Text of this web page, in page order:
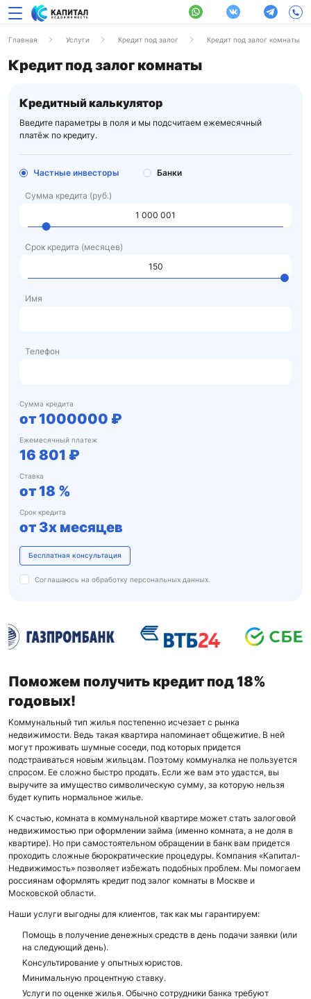
Главная Услуги Кредит под залог Кредит под залог комнаты
Кредит под залог комнаты
Кредитный калькулятор
Введите параметры в поля и мы подсчитаем ежемесячный
платёж по кредиту.
Частные инвесторы Банки
Сумма кредита (руб.)
Срок кредита (месяцев)
Имя
Телефон
Бесплатная консультация
Соглашаюсь на обработку персональных данных.
Сумма кредита
от1000000 ₽
Ежемесячный платеж
16 801 ₽
Ставка
от18 %
Срок кредита
от 3х месяцев
Поможем получить кредит под 18%
годовых!
Коммунальный тип жилья постепенно исчезает с рынка
недвижимости. Ведь такая квартира напоминает общежитие. В ней
могут проживать шумные соседи, под которых придется
подстраиваться новым жильцам. Поэтому коммуналка не пользуется
спросом. Ее сложно быстро продать. Если же вам это удастся, вы
выручите за имущество символическую сумму, за которую нельзя
будет купить нормальное жилье.
К счастью, комната в коммунальной квартире может стать залоговой
недвижимостью при оформлении займа (именно комната, а не доля в
квартире). Но при самостоятельном обращении в банк вам придется
проходить сложные бюрократические процедуры. Компания «Капитал-
Недвижимость» позволяет избежать подобных проблем. Мы помогаем
россиянам оформлять кредит под залог комнаты в Москве и
Московской области.
Наши услуги выгодны для клиентов, так как мы гарантируем:
Помощь в получение денежных средств в день подачи заявки (или
на следующий день).
Консультирование у опытных юристов.
Минимальную процентную ставку.
Услуги по оценке жилья. Обычно сотрудники банка требуют